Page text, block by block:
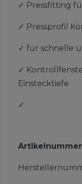
✓ Pressfitting
✓ Pressprofil
✓ für schnelle
✓
Einstecktiefe
✓